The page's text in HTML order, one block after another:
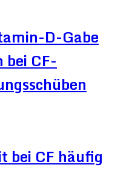
D-Gabe
bei CF-
bei CF häufig